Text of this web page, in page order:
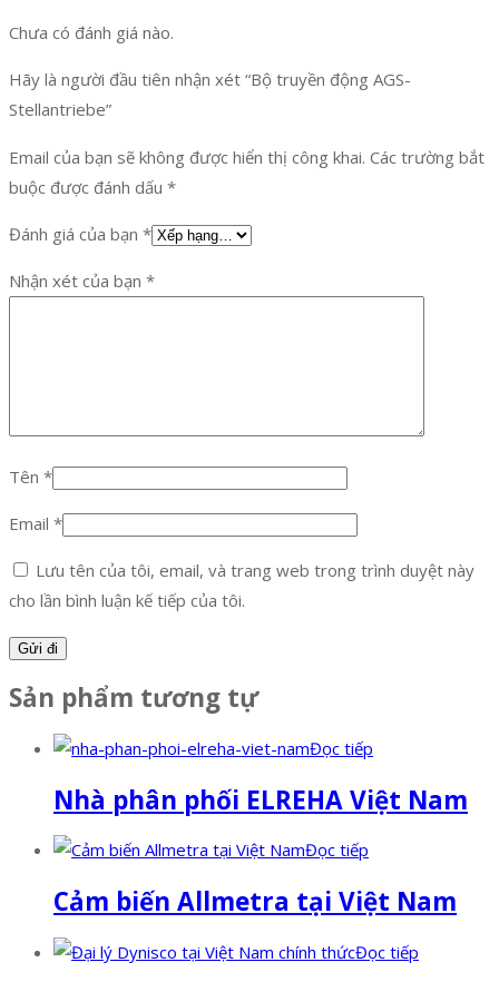
Chưa có đánh giá nào.
Hãy là người đầu tiên nhận xét “Bộ truyền động AGS-
Stellantriebe”
Email của bạn sẽ không được hiển thị công khai. Các trường bắt
buộc được đánh dấu *
Đánh giá của bạn *
Nhận xét của bạn *
Tên *
Email *
Lưu tên của tôi, email, và trang web trong trình duyệt này
cho lần bình luận kế tiếp của tôi.
Sản phẩm tương tự
Đọc tiếp
Nhà phân phối ELREHA Việt Nam
Đọc tiếp
Cảm biến Allmetra tại Việt Nam
Đọc tiếp